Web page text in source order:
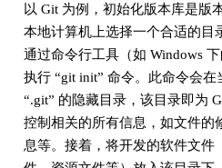
以 Git 为例，初始化版本库是版
本地计算机上选择一个合适的目
通过命令行工具（如 Windows
执行 “git init” 命令。此命令会
“.git” 的隐藏目录，该目录即为
控制相关的所有信息，如文件的
息等。接着，将开发的软件文件